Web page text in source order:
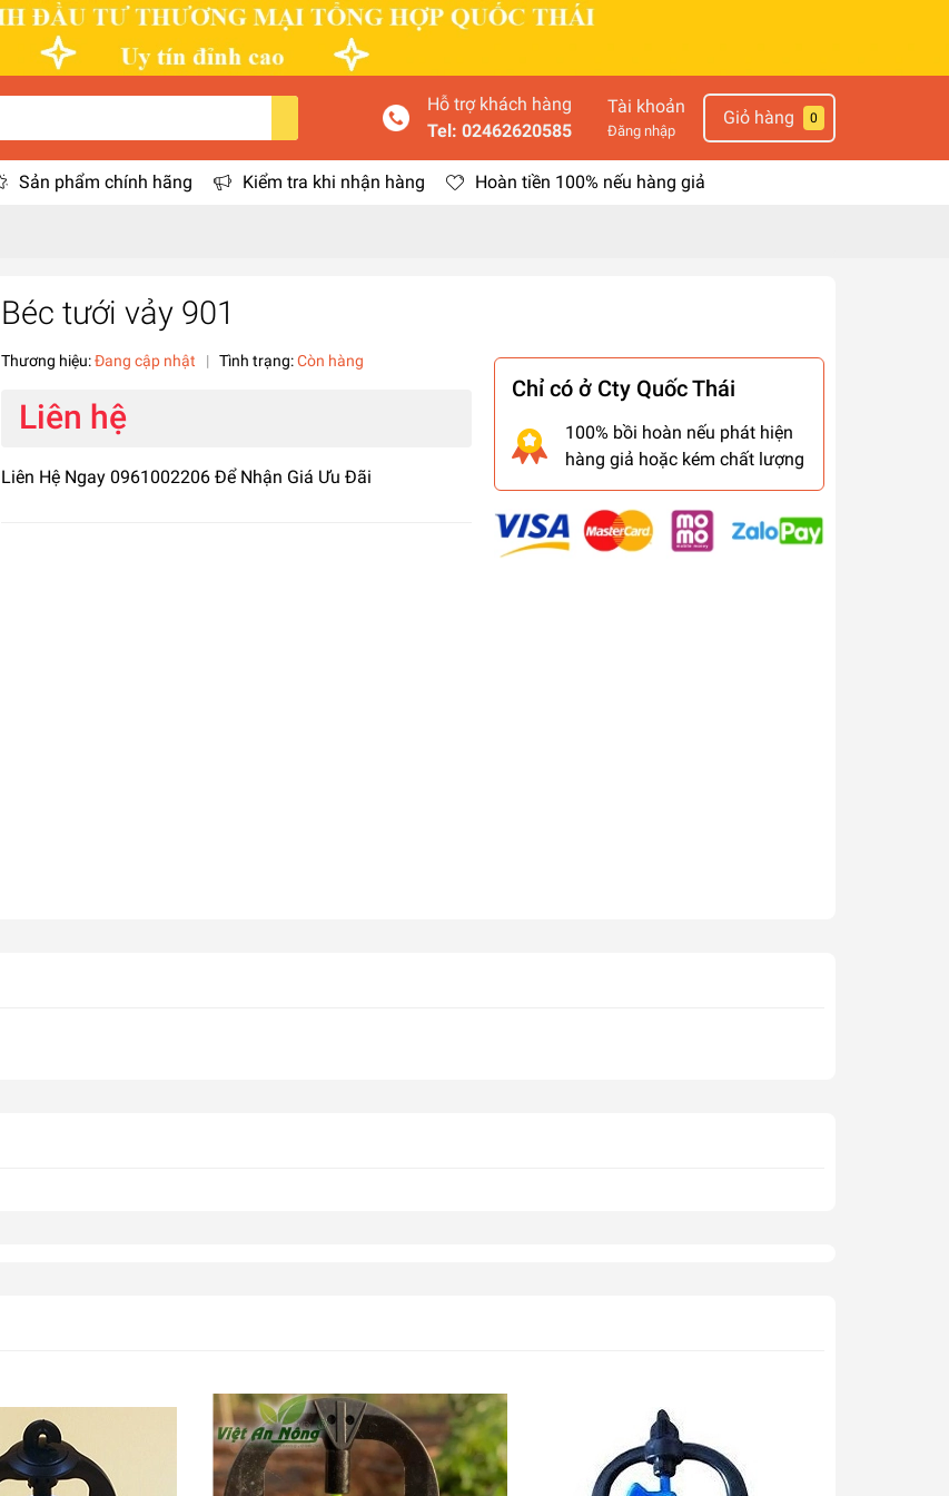
Hỗ trợ khách hàng
Tel: 02462620585
Tài khoản
Đăng nhập
Giỏ hàng 0
Sản phẩm chính hãng Kiểm tra khi nhận hàng Hoàn tiền 100% nếu hàng giả
Béc tưới vảy 901
Thương hiệu:Đang cập nhật | Tình trạng:Còn hàng
Liên hệ
Liên Hệ Ngay 0961002206 Để Nhận Giá Ưu Đãi
Chỉ có ở Cty Quốc Thái
100% bồi hoàn nếu phát hiện
hàng giả hoặc kém chất lượng